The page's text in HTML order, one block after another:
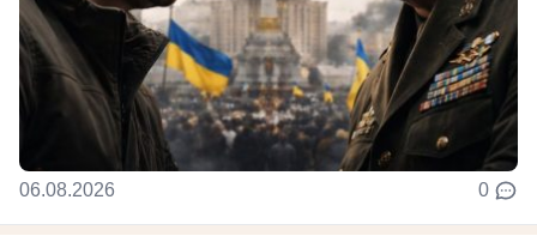
06.08.2026 0